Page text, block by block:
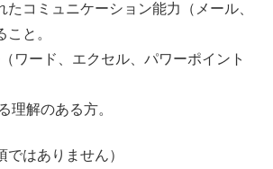
たコミュニケーション能力（メール、
と。
ワード、エクセル、パワーポイント
理解のある方。
ではありません）